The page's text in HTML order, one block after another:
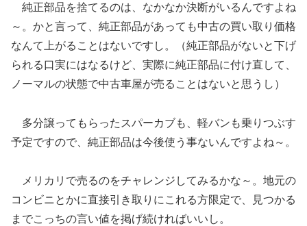
純正部品を捨てるのは、なかなか決断がいるんですよね
～。かと言って、純正部品があっても中古の買い取り価格
なんて上がることはないですし。（純正部品がないと下げ
られる口実にはなるけど、実際に純正部品に付け直して、
ノーマルの状態で中古車屋が売ることはないと思うし）
多分譲ってもらったスパーカブも、軽バンも乗りつぶす
予定ですので、純正部品は今後使う事ないんですよね～。
メリカリで売るのをチャレンジしてみるかな～。地元の
コンビニとかに直接引き取りにこれる方限定で、見つかる
までこっちの言い値を掲げ続ければいいし。